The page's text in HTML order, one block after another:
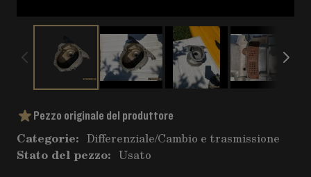
Pezzo originale del produttore
Categorie: Differenziale/Cambio e trasmissione
Stato del pezzo: Usato